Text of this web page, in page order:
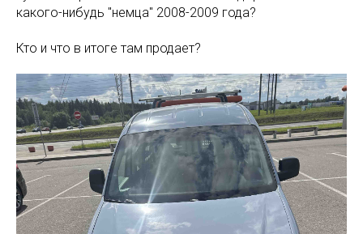
какого-нибудь "немца" 2008-2009 года?
Кто и что в итоге там продает?